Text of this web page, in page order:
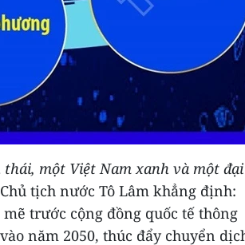
một Việt Nam xanh và một đại
tịch nước Tô Lâm khẳng định:
trước cộng đồng quốc tế thông
năm 2050, thúc đẩy chuyển